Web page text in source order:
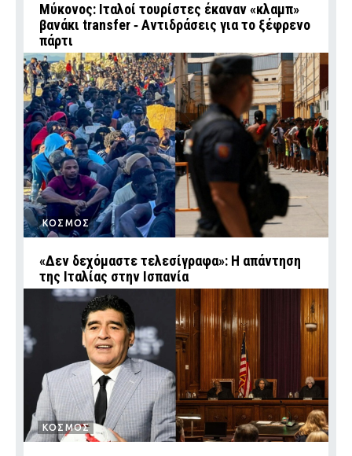
Μύκονος: Ιταλοί τουρίστες έκαναν «κλαμπ»
βανάκι transfer ‑ Αντιδράσεις για το ξέφρενο
πάρτι
ΚΟΣΜΟΣ
«Δεν δεχόμαστε τελεσίγραφα»: Η απάντηση
της Ιταλίας στην Ισπανία
ΚΟΣΜΟΣ